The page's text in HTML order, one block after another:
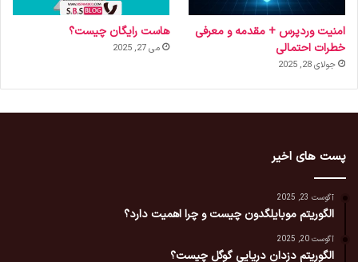
امنیت وردپرس + مقدمه و معرفی
خطرات احتمالی
جولای 28, 2025
هاست رایگان چیست؟
می 27, 2025
پست های اخیر
آگوست 23, 2025
الگوریتم موبایلگدون چیست و چرا اهمیت دارد؟
آگوست 20, 2025
الگوریتم دزدان دریایی گوگل چیست؟